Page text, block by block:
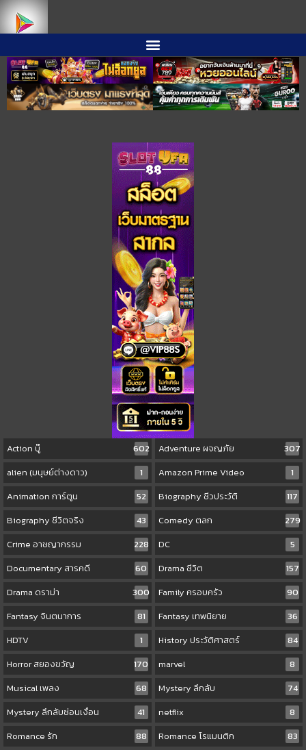
Action บู๊ 602 Adventure ผจญภัย
307
alien (มนุษย์ต่างดาว)
1 Amazon Prime Video
1
Animation การ์ตูน
52 Biography ชีวประวัติ
117
Biography ชีวิตจริง
43 Comedy ตลก
279
Crime อาชญากรรม
228 DC
5
Documentary สารคดี
60 Drama ชีวิต
157
Drama ดราม่า
300 Family ครอบครัว
90
Fantasy จินตนาการ
81 Fantasy เทพนิยาย
36
HDTV
1 History ประวัติศาสตร์
84
Horror สยองขวัญ
170 marvel
8
Musical เพลง
68 Mystery ลึกลับ
74
Mystery ลึกลับซ่อนเงื่อน
41 netflix
8
Romance รัก
88 Romance โรแมนติก
83